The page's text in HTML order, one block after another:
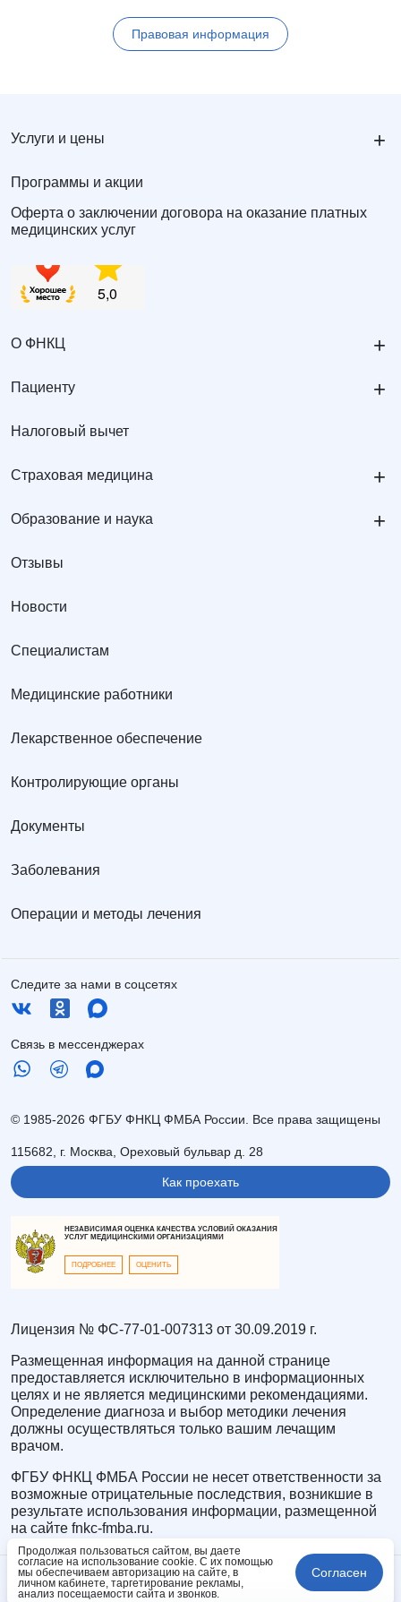
Правовая информация
Услуги и цены +
Программы и акции
Оферта о заключении договора на оказание платных
медицинских услуг
О ФНКЦ +
Пациенту +
Налоговый вычет
Страховая медицина +
Образование и наука +
Отзывы
Новости
Специалистам
Медицинские работники
Лекарственное обеспечение
Контролирующие органы
Документы
Заболевания
Операции и методы лечения
Следите за нами в соцсетях
Связь в мессенджерах
© 1985-2026 ФГБУ ФНКЦ ФМБА России. Все права защищены
115682, г. Москва, Ореховый бульвар д. 28
Как проехать
НЕЗАВИСИМАЯ ОЦЕНКА КАЧЕСТВА УСЛОВИЙ ОКАЗАНИЯ
УСЛУГ МЕДИЦИНСКИМИ ОРГАНИЗАЦИЯМИ
ПОДРОБНЕЕ ОЦЕНИТЬ
Лицензия № ФС-77-01-007313 от 30.09.2019 г.
Размещенная информация на данной странице
предоставляется исключительно в информационных
целях и не является медицинскими рекомендациями.
Определение диагноза и выбор методики лечения
должны осуществляться только вашим лечащим
врачом.
ФГБУ ФНКЦ ФМБА России не несет ответственности за
возможные отрицательные последствия, возникшие в
результате использования информации, размещенной
на сайте fnkc-fmba.ru.
Продолжая пользоваться сайтом, вы даете
согласие на использование cookie. С их помощью
мы обеспечиваем авторизацию на сайте, в
личном кабинете, таргетирование рекламы,
анализ посещаемости сайта и звонков.
Согласен